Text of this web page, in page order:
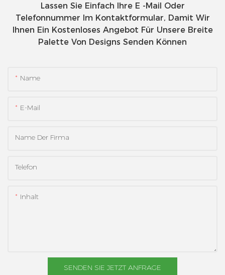
Lassen Sie Einfach Ihre E -Mail Oder
Telefonnummer Im Kontaktformular, Damit Wir
Ihnen Ein Kostenloses Angebot Für Unsere Breite
Palette Von Designs Senden Können
Name
E-Mail
Name Der Firma
Telefon
Inhalt
SENDEN SIE JETZT ANFRAGE